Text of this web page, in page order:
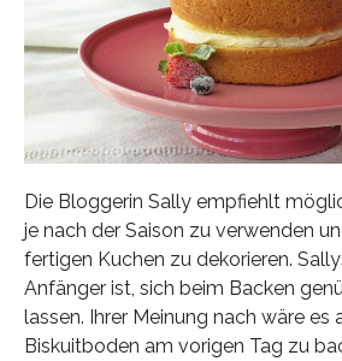
Die Bloggerin Sally empfiehlt
je nach der Saison zu verwenden
fertigen Kuchen zu dekorieren.
Anfänger ist, sich beim Backen
lassen. Ihrer Meinung nach wäre es
Biskuitboden am vorigen Tag zu